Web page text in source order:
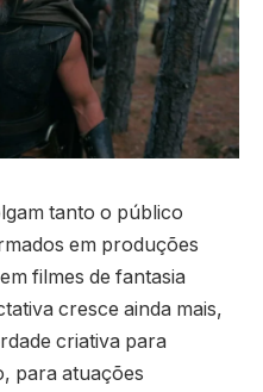
tanto o público
em produções
filmes de fantasia
cresce ainda mais,
criativa para
para atuações